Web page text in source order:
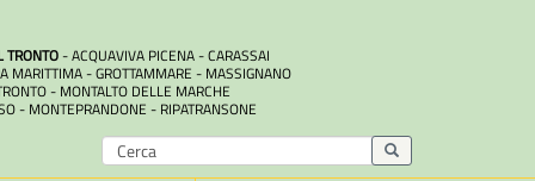
TRONTO- ACQUAVIVA PICENA - CARASSAI
MARITTIMA - GROTTAMMARE - MASSIGNANO
- MONTALTO DELLE MARCHE
- MONTEPRANDONE - RIPATRANSONE